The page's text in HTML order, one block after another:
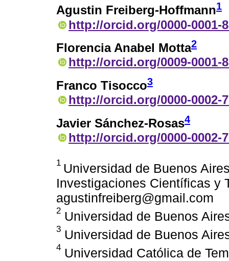
Agustin Freiberg-Hoffmann1
http://orcid.org/0000-0001-
Florencia Anabel Motta2
http://orcid.org/0009-0001-
Franco Tisocco3
http://orcid.org/0000-0002-
Javier Sánchez-Rosas4
http://orcid.org/0000-0002-
1 Universidad de Buenos
Investigaciones Científicas y
agustinfreiberg@gmail.com
2 Universidad de Buenos
3 Universidad de Buenos
4 Universidad Católica de